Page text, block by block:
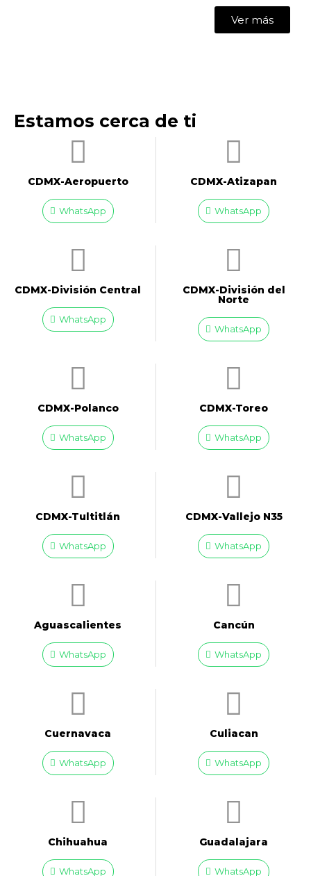
Ver más
Estamos cerca de ti
CDMX-Aeropuerto​
WhatsApp
CDMX-Atizapan
WhatsApp
CDMX-División Central
WhatsApp
CDMX-División del
Norte
WhatsApp
CDMX-Polanco
WhatsApp
CDMX-Toreo
WhatsApp
CDMX-Tultitlán
WhatsApp
CDMX-Vallejo N35
WhatsApp
Aguascalientes
WhatsApp
Cancún
WhatsApp
Cuernavaca
WhatsApp
Culiacan
WhatsApp
Chihuahua
WhatsApp
Guadalajara
WhatsApp